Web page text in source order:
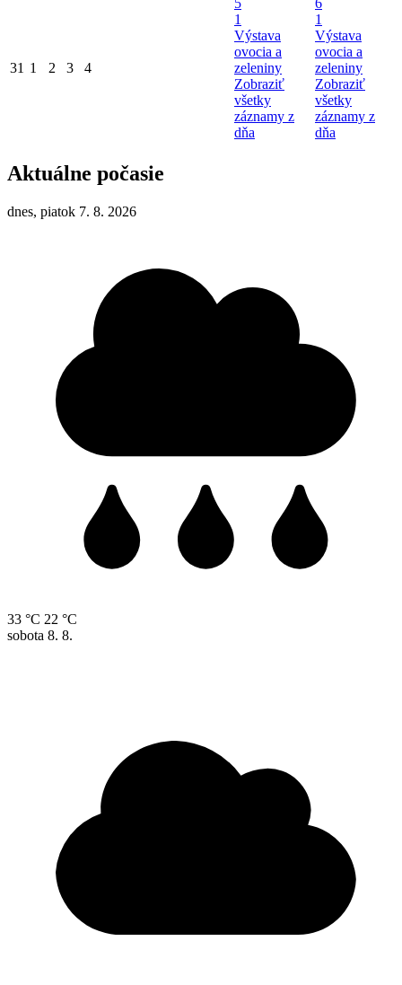
31 1 2 3 4
5
1
Výstava
ovocia a
zeleniny
Zobraziť
všetky
záznamy z
dňa
6
1
Výstava
ovocia a
zeleniny
Zobraziť
všetky
záznamy z
dňa
Aktuálne počasie
dnes, piatok 7. 8. 2026
33 °C 22 °C
sobota 8. 8.